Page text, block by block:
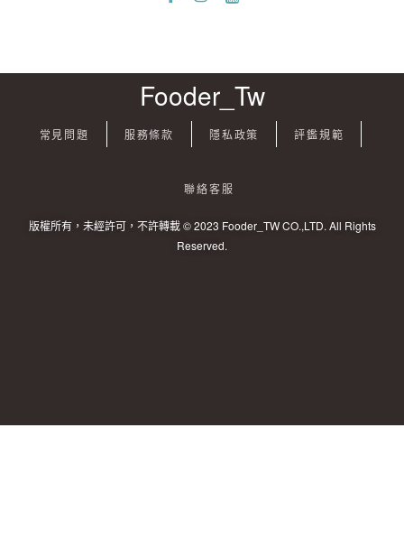
Fooder_Tw
常見問題 服務條款 隱私政策 評鑑規範
聯絡客服
版權所有，未經許可，不許轉載 © 2023 Fooder_TW CO.,LTD. All Rights
Reserved.